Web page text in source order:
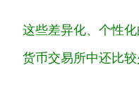
这些差异化、个性
货币交易所中还比较